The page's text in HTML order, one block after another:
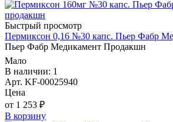
Быстрый просмотр
Пермиксон 0,16 №30 капс. Пьер Фабр
Пьер Фабр Медикамент Продакшн
Мало
В наличии: 1
Арт. KF-00025940
Цена
от 1 253 ₽
В корзину